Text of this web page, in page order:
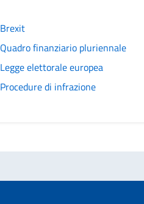
Brexit
Quadro finanziario pluriennale
Legge elettorale europea
Procedure di infrazione